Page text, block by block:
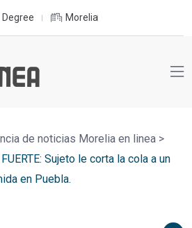
Degree Morelia
de noticias Morelia en linea >
Sujeto le corta la cola a un
en Puebla.